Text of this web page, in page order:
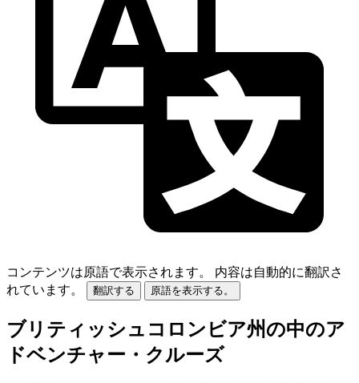
コンテンツは原語で表示されます。
内容は自動的に翻訳さ
れています。
翻訳する 原語を表示する。
ブリティッシュコロンビア州の中のア
ドベンチャー・クルーズ